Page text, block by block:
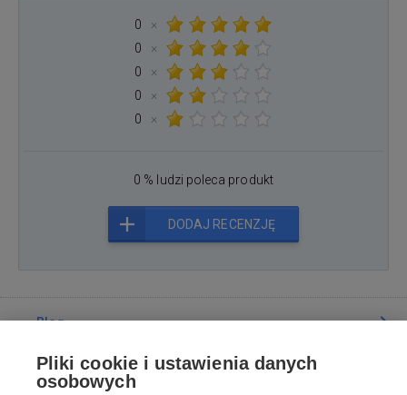
0
×
0
×
0
×
0
×
0
×
0 % ludzi poleca produkt
DODAJ RECENZJĘ
Blog
Poradnia
Pliki cookie i ustawienia danych
osobowych